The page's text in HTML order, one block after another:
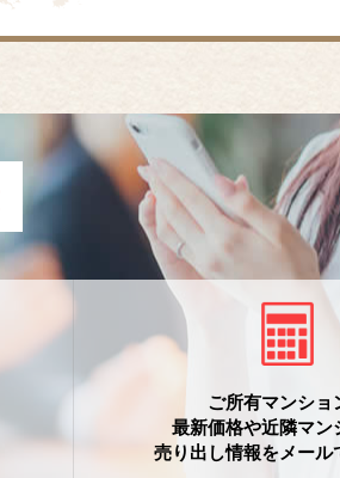
ご所有マンショ
最新価格や近隣マン
売り出し情報をメール